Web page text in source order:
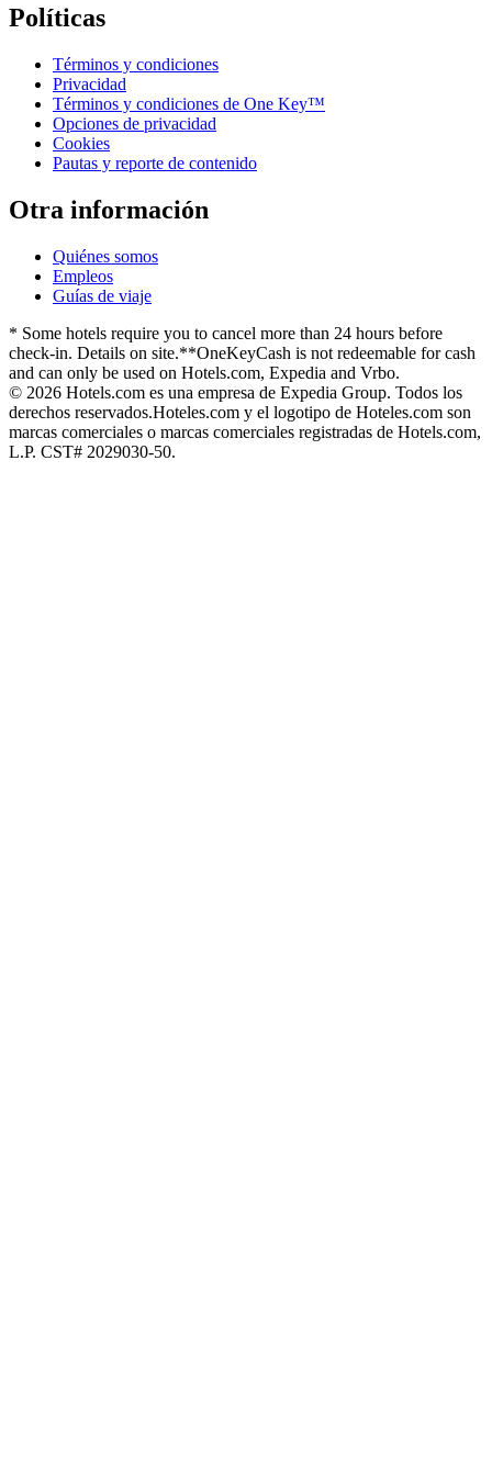
Políticas
Términos y condiciones
Privacidad
Términos y condiciones de One Key™
Opciones de privacidad
Cookies
Pautas y reporte de contenido
Otra información
Quiénes somos
Empleos
Guías de viaje
* Some hotels require you to cancel more than 24 hours before
check-in. Details on site.**OneKeyCash is not redeemable for cash
and can only be used on Hotels.com, Expedia and Vrbo.
© 2026 Hotels.com es una empresa de Expedia Group. Todos los
derechos reservados.Hoteles.com y el logotipo de Hoteles.com son
marcas comerciales o marcas comerciales registradas de Hotels.com,
L.P. CST# 2029030-50.